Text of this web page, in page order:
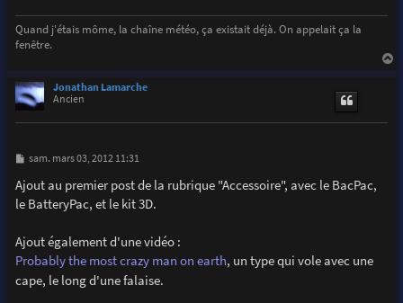
Quand j'étais môme, la chaîne météo, ça existait déjà. On appelait ça la
fenêtre.
Jonathan Lamarche
Ancien
M
s
s
a
sam. mars 03, 2012 11:31
Ajout au premier post de la rubrique "Accessoire", avec le BacPac,
le BatteryPac, et le kit 3D.
Ajout également d'une vidéo :
Probably the most crazy man on earth, un type qui vole avec une
cape, le long d'une falaise.